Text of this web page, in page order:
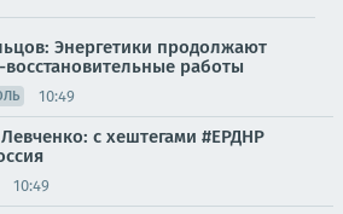
Энергетики продолжают
работы
10:49
с хештегами #ЕРДНР
10:49